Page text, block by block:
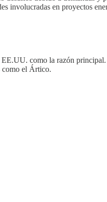
involucradas en proyectos
como la razón principal.
como el Ártico.